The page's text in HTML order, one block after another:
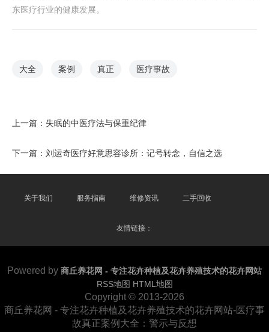
东医疗行业的健康发展。
大全 案例 真正 医疗事故
上一篇： 失眠的中医疗法与保重纪律
下一篇： 刘运奇医疗好意思容诊所：记号转念，自信之选
关于我们 服务指南 维修资讯 二手回收
友情链接：
Powered by 商丘养花网 - 专注花卉种植及花卉养殖技术的花卉网站
RSS地图 HTML地图
Copyright © 2013-2026
商丘养花网 - 专注花卉种植及花卉养殖技术的花卉网站-医疗事
故真正案例大全：警示与反想